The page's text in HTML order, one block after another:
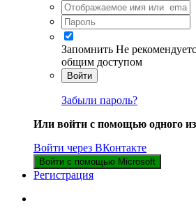
Запомнить Не
общим доступом
Войти
Забыли пароль?
Или войти с помощью одного из
Войти через ВКонтакте
Войти с помощью Microsoft
Регистрация